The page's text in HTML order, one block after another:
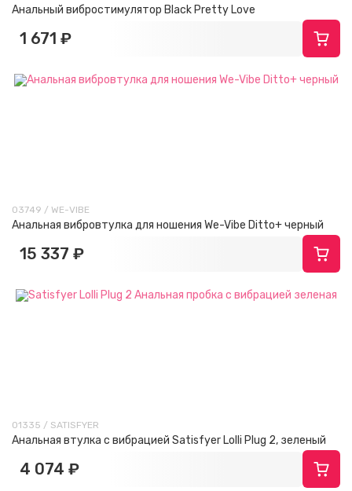
Анальный вибростимулятор Black Pretty Love
1 671 ₽
03749 / WE-VIBE
Анальная вибровтулка для ношения We-Vibe Ditto+ черный
15 337 ₽
01335 / SATISFYER
Анальная втулка с вибрацией Satisfyer Lolli Plug 2, зеленый
4 074 ₽